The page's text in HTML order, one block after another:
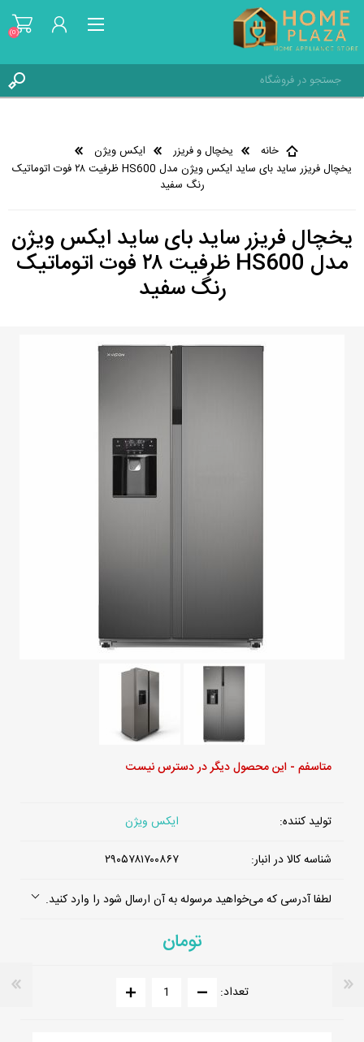
علاقه مندی ها
(0)
(0)
خانه یخچال و فریزر
ایکس ویژن
یخچال فریزر ساید بای ساید ایکس ویژن مدل HS600 ظرفیت ۲۸ فوت اتوماتیک
رنگ سفید
یخچال فریزر ساید بای ساید ایکس ویژن
مدل HS600 ظرفیت ۲۸ فوت اتوماتیک
رنگ سفید
متاسفم - این محصول دیگر در دسترس نیست
تولید کننده:
ایکس ویژن
شناسه کالا در انبار:
۲۹۰۵۷۸۱۷۰۰۸۶۷
لطفا آدرسی که می‌خواهید مرسوله به آن ارسال شود را وارد کنید.
تومان
تعداد: